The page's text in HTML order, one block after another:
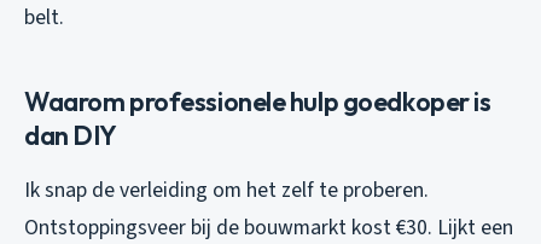
belt.
Waarom professionele hulp goedkoper is
dan DIY
Ik snap de verleiding om het zelf te proberen.
Ontstoppingsveer bij de bouwmarkt kost €30. Lijkt een